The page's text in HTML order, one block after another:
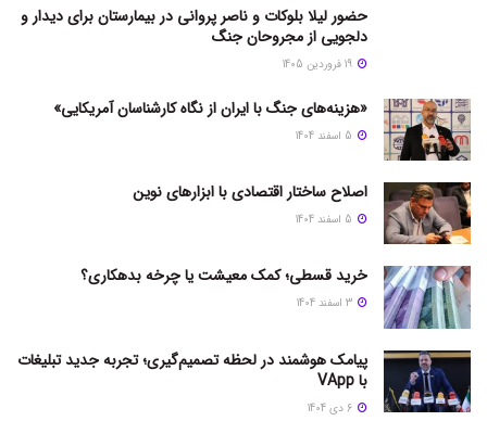
حضور لیلا بلوکات و ناصر پروانی در بیمارستان برای دیدار و
دلجویی از مجروحان جنگ
«هزینه‌های جنگ با ایران از نگاه کارشناسان آمریکایی»
اصلاح ساختار اقتصادی با ابزارهای نوین
خرید قسطی؛ کمک معیشت یا چرخه بدهکاری؟
پیامک هوشمند در لحظه تصمیم‌گیری؛ تجربه جدید تبلیغات
با VApp